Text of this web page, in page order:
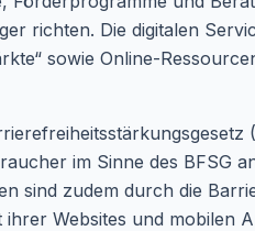
richten. Die digitalen
sowie Online-
im Sinne des BFSG
sind zudem durch die
Websites und mobilen